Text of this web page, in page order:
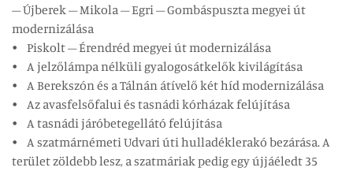
– Újberek – Mikola – Egri – Gombáspuszta megyei út
modernizálása
• Piskolt – Érendréd megyei út modernizálása
• A jelzőlámpa nélküli gyalogosátkelők kivilágítása
• A Berekszón és a Tálnán átívelő két híd modernizálása
• Az avasfelsőfalui és tasnádi kórházak felújítása
• A tasnádi járóbetegellátó felújítása
• A szatmárnémeti Udvari úti hulladéklerakó bezárása. A
terület zöldebb lesz, a szatmáriak pedig egy újjáéledt 35